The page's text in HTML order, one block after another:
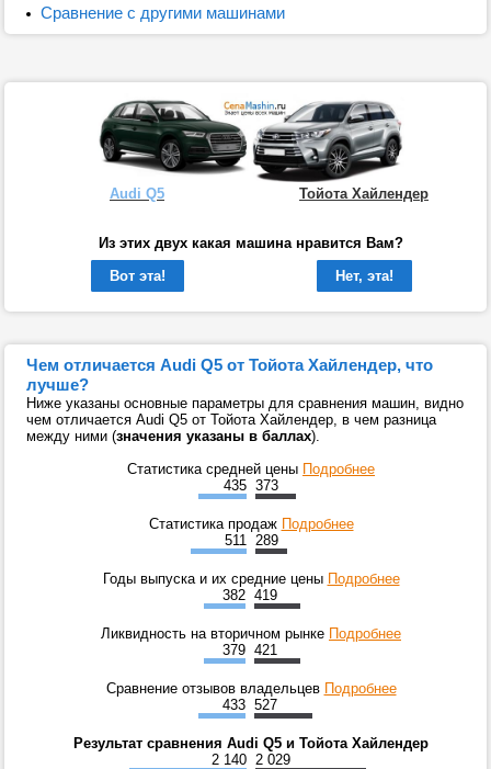
Сравнение с другими машинами
Audi Q5 Тойота Хайлендер
Из этих двух какая машина нравится Вам?
Вот эта!
Нет, эта!
Чем отличается Audi Q5 от Тойота Хайлендер, что
лучше?
Ниже указаны основные параметры для сравнения машин, видно
чем отличается Audi Q5 от Тойота Хайлендер, в чем разница
между ними (значения указаны в баллах).
Статистика средней цены Подробнее
435 373
Статистика продаж Подробнее
511
289
Годы выпуска и их средние цены Подробнее
382 419
Ликвидность на вторичном рынке Подробнее
379 421
Сравнение отзывов владельцев Подробнее
433 527
Результат сравнения Audi Q5 и Тойота Хайлендер
2 140 2 029